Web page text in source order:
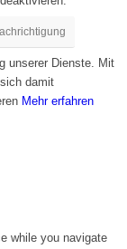
unserer Dienste. Mit
damit
Mehr erfahren
while you navigate